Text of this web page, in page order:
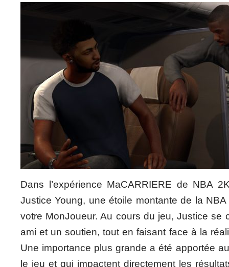
Dans l’expérience MaCARRIERE de NBA
Justice Young, une étoile montante de la
votre MonJoueur. Au cours du jeu, Justice se
ami et un soutien, tout en faisant face à la
Une importance plus grande a été apportée
le jeu et qui impactent directement les